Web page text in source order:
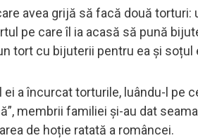
avea grijă să facă două torturi:
pe care îl ia acasă să pună
tort cu bijuterii pentru ea și soțul
a încurcat torturile, luându-l pe
membrii familiei și-au dat
de hoție ratată a româncei.